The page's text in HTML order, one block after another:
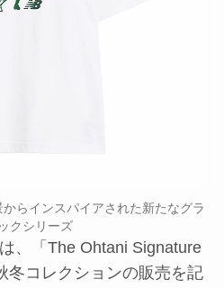
らインスパイアされた新たなグラ
クシリーズ
、「The Ohtani Signature
冬コレクションの販売を記